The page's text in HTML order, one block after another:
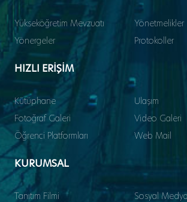
Yükseköğretim Mevzuatı
Yönetmelikler
Yönergeler
Protokoller
HIZLI ERİŞİM
Kütüphane
Ulaşım
Fotoğraf Galeri
Video Galeri
Öğrenci Platformları
Web Mail
KURUMSAL
Tanıtım Filmi Sosyal